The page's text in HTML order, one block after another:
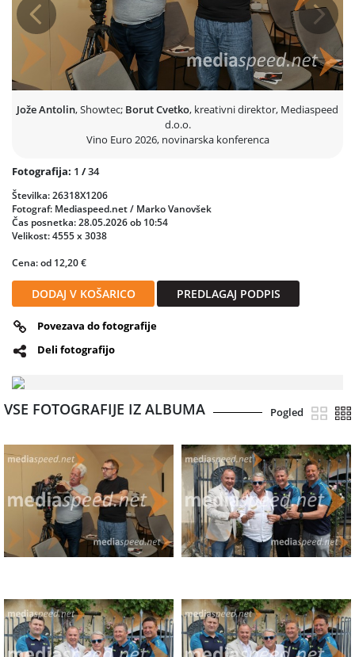
Po uradnem delu novinarske konference je sledilo še druženje z
vinarji in podporniki reprezentance v simboličnem ambientu Stare
trte, ene najprepoznavnejših vinskih znamenitosti Slovenije.
Jože Antolin, Showtec; Borut Cvetko, kreativni direktor, Mediaspeed
d.o.o.
Vino Euro 2026, novinarska konferenca
Prejšnja
Fotografija: 1 /34
Številka: 26318X1206
Fotograf: Mediaspeed.net / Marko Vanovšek
Čas posnetka: 28.05.2026 ob 10:54
Velikost: 4555 x 3038
Cena: od 12,20 €
DODAJ V KOŠARICO PREDLAGAJ PODPIS
Povezava do fotografije
Deli fotografijo
VSE FOTOGRAFIJE IZ ALBUMA Pogled